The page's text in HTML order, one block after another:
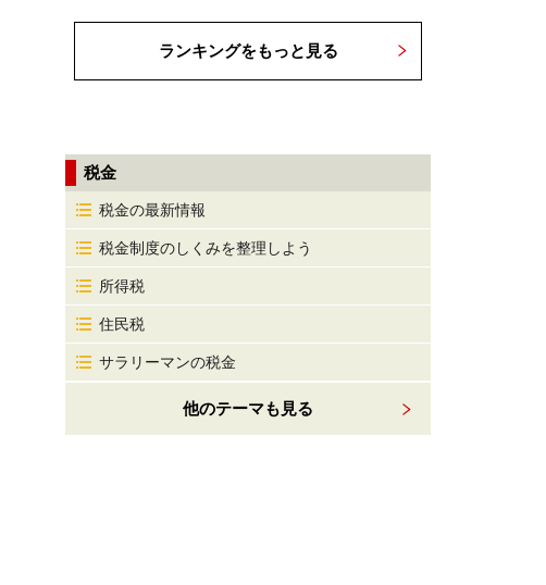
ランキングをもっと見る
税金
税金の最新情報
税金制度のしくみを整理しよう
所得税
住民税
サラリーマンの税金
他のテーマも見る